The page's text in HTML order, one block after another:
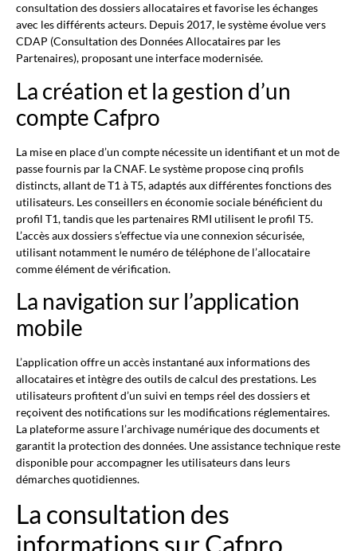
consultation des dossiers allocataires et favorise les échanges
avec les différents acteurs. Depuis 2017, le système évolue vers
CDAP (Consultation des Données Allocataires par les
Partenaires), proposant une interface modernisée.
La création et la gestion d’un
compte Cafpro
La mise en place d’un compte nécessite un identifiant et un mot de
passe fournis par la CNAF. Le système propose cinq profils
distincts, allant de T1 à T5, adaptés aux différentes fonctions des
utilisateurs. Les conseillers en économie sociale bénéficient du
profil T1, tandis que les partenaires RMI utilisent le profil T5.
L’accès aux dossiers s’effectue via une connexion sécurisée,
utilisant notamment le numéro de téléphone de l’allocataire
comme élément de vérification.
La navigation sur l’application
mobile
L’application offre un accès instantané aux informations des
allocataires et intègre des outils de calcul des prestations. Les
utilisateurs profitent d’un suivi en temps réel des dossiers et
reçoivent des notifications sur les modifications réglementaires.
La plateforme assure l’archivage numérique des documents et
garantit la protection des données. Une assistance technique reste
disponible pour accompagner les utilisateurs dans leurs
démarches quotidiennes.
La consultation des
informations sur Cafpro